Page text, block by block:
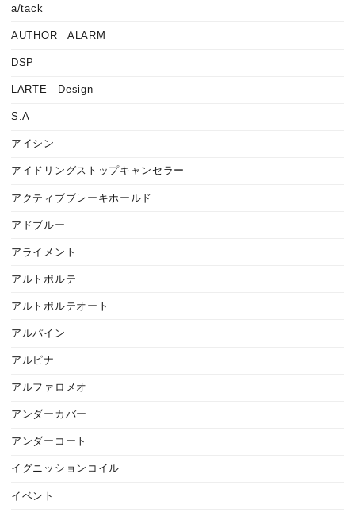
a/tack
AUTHOR ALARM
DSP
LARTE Design
S.A
アイシン
アイドリングストップキャンセラー
アクティブブレーキホールド
アドブルー
アライメント
アルトポルテ
アルトポルテオート
アルパイン
アルピナ
アルファロメオ
アンダーカバー
アンダーコート
イグニッションコイル
イベント